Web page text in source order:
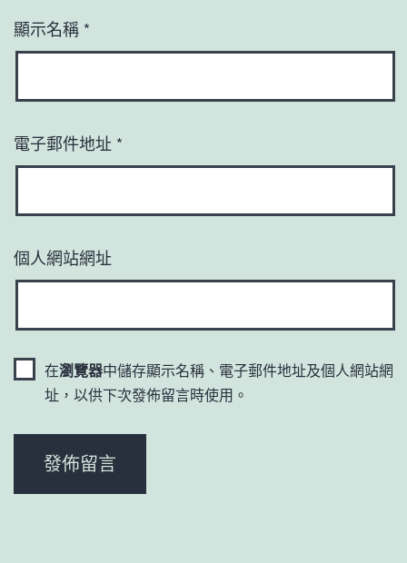
顯示名稱 *
電子郵件地址 *
個人網站網址
在瀏覽器中儲存顯示名稱、電子郵件地址及個人網站網
址，以供下次發佈留言時使用。